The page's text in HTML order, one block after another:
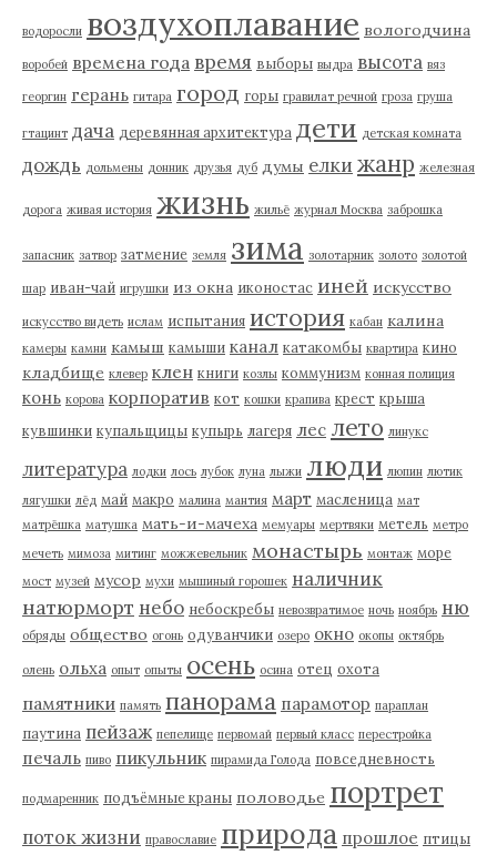
водоросли воздухоплавание вологодчина
воробей времена года время выборы выдра высота вяз
георгин герань гитара город горы гравилат речной гроза груша
гтацинт дача деревянная архитектура дети детская комната
дождь дольмены донник друзья дуб думы елки жанр железная
дорога живая история жизнь жильё журнал Москва заброшка
запасник затвор затмение земля зима золотарник золото золотой
шар иван-чай игрушки из окна иконостас иней искусство
искусство видеть ислам испытания история кабан калина
камеры камни камыш камыши канал катакомбы квартира кино
кладбище клевер клен книги козлы коммунизм конная полиция
конь корова корпоратив кот кошки крапива крест крыша
кувшинки купальщицы купырь лагеря лес лето линукс
литература лодки лось лубок луна лыжи люди люпин лютик
лягушки лёд май макро малина мантия март масленица мат
матрёшка матушка мать-и-мачеха мемуары мертвяки метель метро
мечеть мимоза митинг можжевельник монастырь монтаж море
мост музей мусор мухи мышиный горошек наличник
натюрморт небо небоскребы невозвратимое ночь ноябрь ню
обряды общество огонь одуванчики озеро окно окопы октябрь
олень ольха опыт опыты осень осина отец охота
памятники память панорама парамотор параплан
паутина пейзаж пепелище первомай первый класс перестройка
печаль пиво пикульник пирамида Голода повседневность
подмаренник подъёмные краны половодье портрет
поток жизни православие природа прошлое птицы